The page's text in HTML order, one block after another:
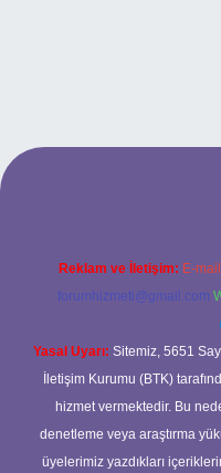
opera bet giriş
Reklam ve İletişim: E-
forumhizmeti@gmail.com
Yasal Uyarı: Sitemiz, 5651
İletişim Kurumu (BTK)
hizmet vermektedir. Bu
denetleme veya araştırma
üyelerimiz yazdıkları